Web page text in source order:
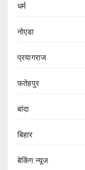
धर्म
नोएडा
प्रयागराज
फतेहपुर
बांदा
बिहार
बेकिंग न्यूज